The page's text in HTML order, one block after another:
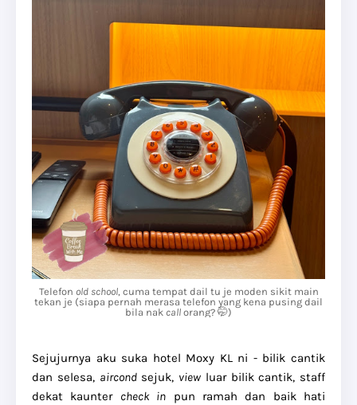
Telefon old school, cuma tempat dail tu je moden sikit main
tekan je (siapa pernah merasa telefon yang kena pusing dail
bila nak call orang? 🤭)
Sejujurnya aku suka hotel Moxy KL ni - bilik cantik
dan selesa, aircondsejuk, view luar bilik cantik, staff
dekat kaunter check in pun ramah dan baik hati